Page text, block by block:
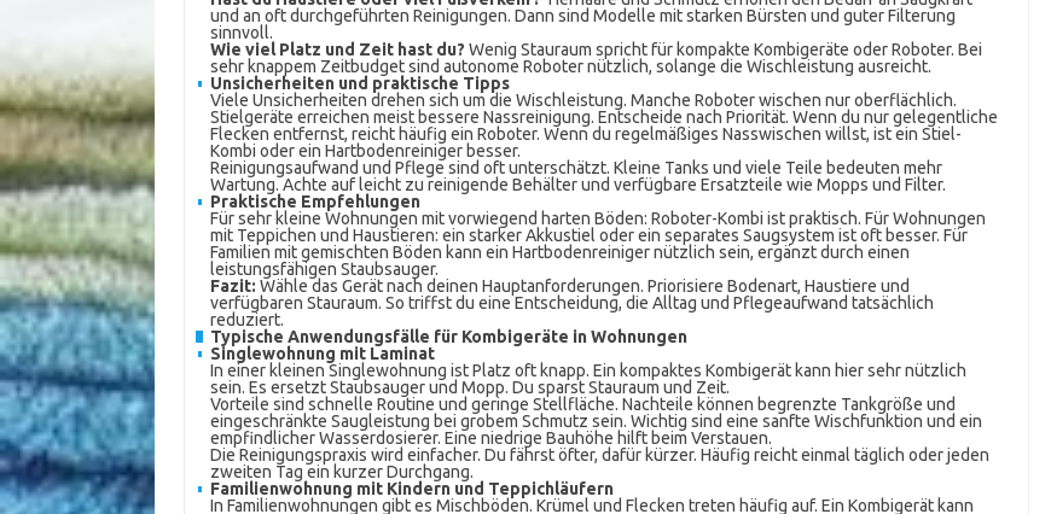
und an oft durchgeführten Reinigungen. Dann sind Modelle mit starken Bürsten und guter Filterung
sinnvoll.
Wie viel Platz und Zeit hast du? Wenig Stauraum spricht für kompakte Kombigeräte oder Roboter. Bei
sehr knappem Zeitbudget sind autonome Roboter nützlich, solange die Wischleistung ausreicht.
Unsicherheiten und praktische Tipps
Viele Unsicherheiten drehen sich um die Wischleistung. Manche Roboter wischen nur oberflächlich.
Stielgeräte erreichen meist bessere Nassreinigung. Entscheide nach Priorität. Wenn du nur gelegentliche
Flecken entfernst, reicht häufig ein Roboter. Wenn du regelmäßiges Nasswischen willst, ist ein Stiel-
Kombi oder ein Hartbodenreiniger besser.
Reinigungsaufwand und Pflege sind oft unterschätzt. Kleine Tanks und viele Teile bedeuten mehr
Wartung. Achte auf leicht zu reinigende Behälter und verfügbare Ersatzteile wie Mopps und Filter.
Praktische Empfehlungen
Für sehr kleine Wohnungen mit vorwiegend harten Böden: Roboter-Kombi ist praktisch. Für Wohnungen
mit Teppichen und Haustieren: ein starker Akkustiel oder ein separates Saugsystem ist oft besser. Für
Familien mit gemischten Böden kann ein Hartbodenreiniger nützlich sein, ergänzt durch einen
leistungsfähigen Staubsauger.
Fazit: Wähle das Gerät nach deinen Hauptanforderungen. Priorisiere Bodenart, Haustiere und
verfügbaren Stauraum. So triffst du eine Entscheidung, die Alltag und Pflegeaufwand tatsächlich
reduziert.
Typische Anwendungsfälle für Kombigeräte in Wohnungen
Singlewohnung mit Laminat
In einer kleinen Singlewohnung ist Platz oft knapp. Ein kompaktes Kombigerät kann hier sehr nützlich
sein. Es ersetzt Staubsauger und Mopp. Du sparst Stauraum und Zeit.
Vorteile sind schnelle Routine und geringe Stellfläche. Nachteile können begrenzte Tankgröße und
eingeschränkte Saugleistung bei grobem Schmutz sein. Wichtig sind eine sanfte Wischfunktion und ein
empfindlicher Wasserdosierer. Eine niedrige Bauhöhe hilft beim Verstauen.
Die Reinigungspraxis wird einfacher. Du fährst öfter, dafür kürzer. Häufig reicht einmal täglich oder jeden
zweiten Tag ein kurzer Durchgang.
Familienwohnung mit Kindern und Teppichläufern
In Familienwohnungen gibt es Mischböden. Krümel und Flecken treten häufig auf. Ein Kombigerät kann